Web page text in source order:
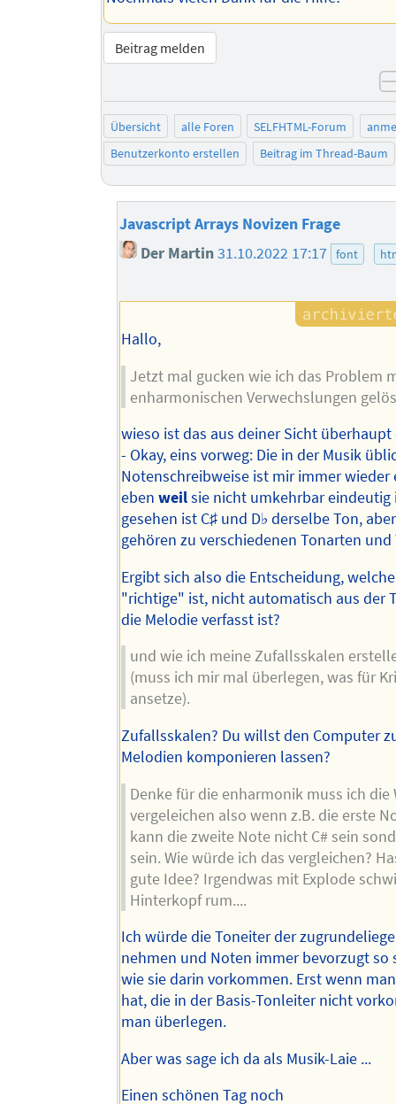
Beitrag melden
Übersicht alle Foren SELFHTML-Forum
Benutzerkonto erstellen
Beitrag im Thread-Baum
Javascript Arrays Novizen Frage
Der Martin31.10.2022 17:17 font
Hallo,
Jetzt mal gucken wie ich das Problem
enharmonischen Verwechslungen
wieso ist das aus deiner Sicht
- Okay, eins vorweg: Die in der Musik
Notenschreibweise ist mir immer wieder
ebenweilsie nicht umkehrbar eindeutig
gesehen ist C♯ und D♭ derselbe Ton,
gehören zu verschiedenen Tonarten
Ergibt sich also die Entscheidung,
"richtige" ist, nicht automatisch aus der
die Melodie verfasst ist?
und wie ich meine Zufallsskalen
(muss ich mir mal überlegen, was für
ansetze).
Zufallsskalen? Du willst den Computer
Melodien komponieren lassen?
Denke für die enharmonik muss ich die
vergeleichen also wenn z.B. die erste
kann die zweite Note nicht C# sein
sein. Wie würde ich das vergleichen?
gute Idee? Irgendwas mit Explode
Hinterkopf rum....
Ich würde die Toneiter der
nehmen und Noten immer bevorzugt so
wie sie darin vorkommen. Erst wenn
hat, die in der Basis-Tonleiter nicht
man überlegen.
Aber was sage ich da als Musik-Laie ...
Einen schönen Tag noch